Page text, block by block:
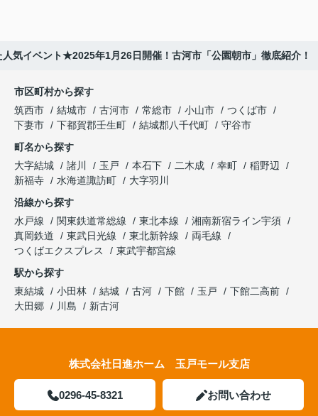
気イベント★2025年1月26日開催！古河市「公園朝市」徹底紹介！
市区町村から探す
筑西市
結城市 古河市 常総市 小山市
つくば市
下妻市
下都賀郡壬生町 結城郡八千代町
守谷市
町名から探す
大字結城
諸川 玉戸 本石下 二木成 幸町
稲野辺
新福寺
水海道諏訪町
大字羽川
沿線から探す
水戸線
関東鉄道常総線 東北本線
湘南新宿ライン宇須
真岡鉄道
東武日光線 東北新幹線
両毛線
つくばエクスプレス
東武宇都宮線
駅から探す
東結城
小田林 結城 古河 下館 玉戸
下館二高前
大田郷
川島 新古河
株式会社日進ホーム 玉戸モール支店
0296-45-8321 お問い合わせ